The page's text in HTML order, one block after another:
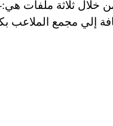
خلال ثلاثة ملفات
إلي مجمع الملاعب